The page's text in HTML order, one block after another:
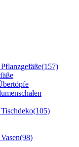
(157)
(105)
(98)